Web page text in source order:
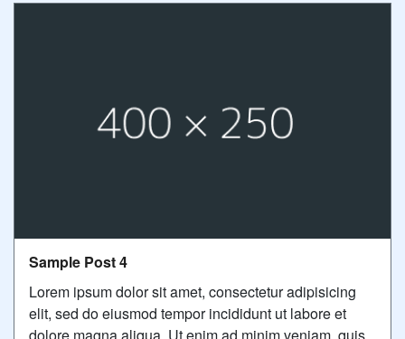
Sample Post 4
Lorem ipsum dolor sit amet, consectetur adipisicing
elit, sed do eiusmod tempor incididunt ut labore et